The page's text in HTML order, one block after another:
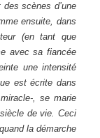
scènes d’une
ensuite, dans
(en tant que
avec sa fiancée
une intensité
est écrite dans
, se marie
de vie. Ceci
la démarche